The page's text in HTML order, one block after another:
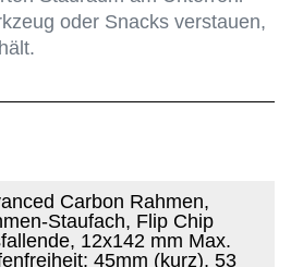
oder Snacks verstauen,
Carbon Rahmen,
Staufach, Flip Chip
12x142 mm Max.
45mm (kurz), 53